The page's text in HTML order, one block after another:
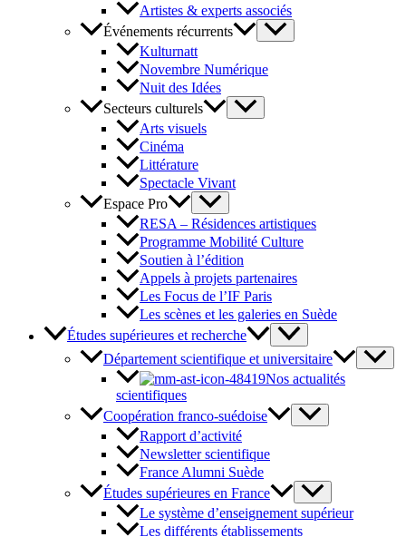
Artistes & experts associés
Événements récurrents
Kulturnatt
Novembre Numérique
Nuit des Idées
Secteurs culturels
Arts visuels
Cinéma
Littérature
Spectacle Vivant
Espace Pro
RESA – Résidences artistiques
Programme Mobilité Culture
Soutien à l’édition
Appels à projets partenaires
Les Focus de l’IF Paris
Les scènes et les galeries en Suède
Études supérieures et recherche
Département scientifique et universitaire
Nos actualités
scientifiques
Coopération franco-suédoise
Rapport d’activité
Newsletter scientifique
France Alumni Suède
Études supérieures en France
Le système d’enseignement supérieur
Les différents établissements